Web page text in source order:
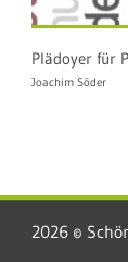
Plädoyer für
Joachim Söder
2026 ©